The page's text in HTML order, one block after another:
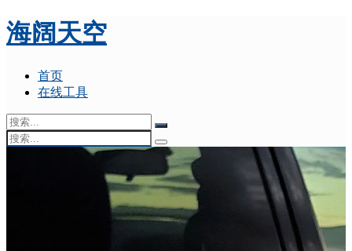
海阔天空
首页
在线工具